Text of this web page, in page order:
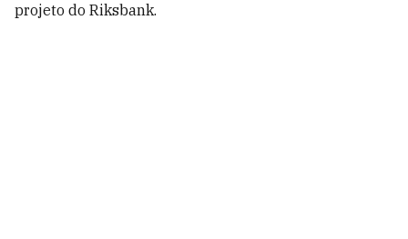
projeto do Riksbank.